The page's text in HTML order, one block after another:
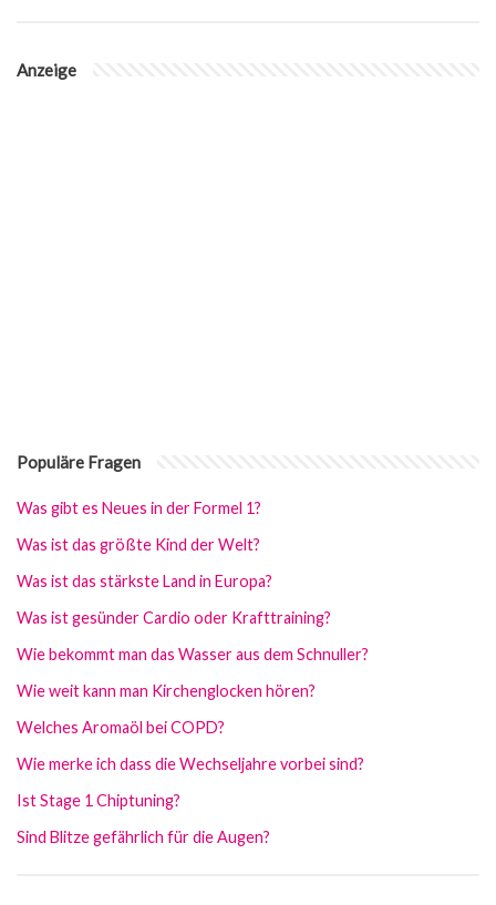
Anzeige
Populäre Fragen
Was gibt es Neues in der Formel 1?
Was ist das größte Kind der Welt?
Was ist das stärkste Land in Europa?
Was ist gesünder Cardio oder Krafttraining?
Wie bekommt man das Wasser aus dem Schnuller?
Wie weit kann man Kirchenglocken hören?
Welches Aromaöl bei COPD?
Wie merke ich dass die Wechseljahre vorbei sind?
Ist Stage 1 Chiptuning?
Sind Blitze gefährlich für die Augen?